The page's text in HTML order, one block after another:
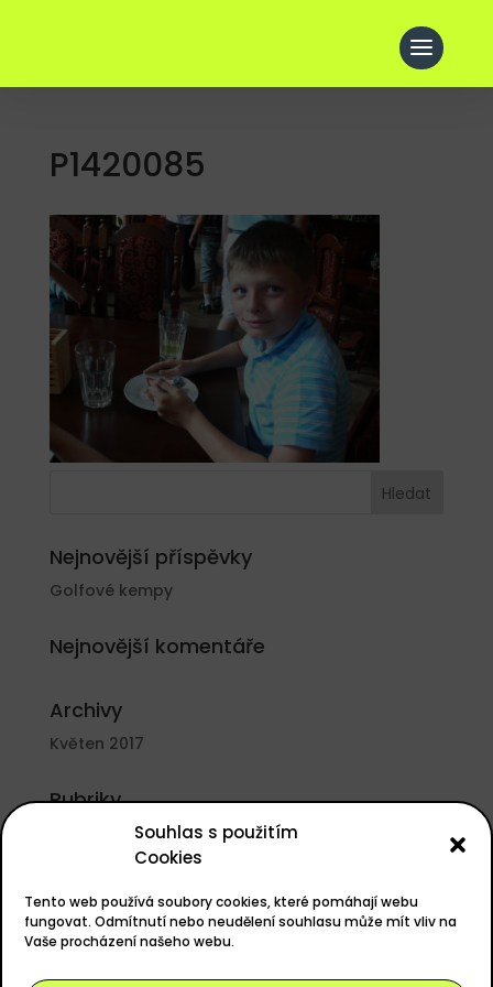
Souhlas s použitím
Cookies
Tento web používá soubory cookies, které pomáhají webu
fungovat. Odmítnutí nebo neudělení souhlasu může mít vliv na
Vaše procházení našeho webu.
P1420085
Nejnovější příspěvky
Golfové kempy
Nejnovější komentáře
Archivy
Květen 2017
Rubriky
Nezařazené
Základní informace
Přihlásit se
Zdroj kanálů (příspěvky)